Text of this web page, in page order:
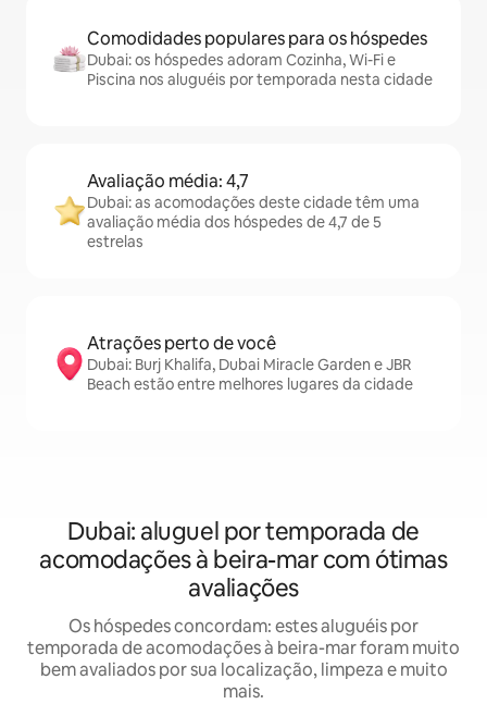
Comodidades populares para os hóspedes
Dubai: os hóspedes adoram Cozinha, Wi-Fi e
Piscina nos aluguéis por temporada nesta cidade
Avaliação média: 4,7
Dubai: as acomodações deste cidade têm uma
avaliação média dos hóspedes de 4,7 de 5
estrelas
Atrações perto de você
Dubai: Burj Khalifa, Dubai Miracle Garden e JBR
Beach estão entre melhores lugares da cidade
Dubai: aluguel por temporada de
acomodações à beira-mar com ótimas
avaliações
Os hóspedes concordam: estes aluguéis por
temporada de acomodações à beira-mar foram muito
bem avaliados por sua localização, limpeza e muito
mais.